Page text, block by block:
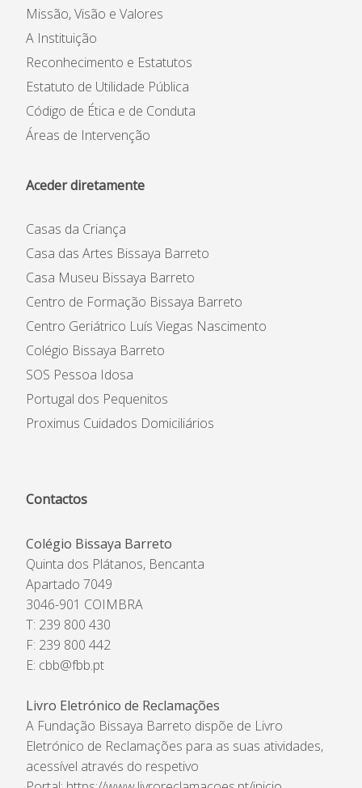
Missão, Visão e Valores
A Instituição
Reconhecimento e Estatutos
Estatuto de Utilidade Pública
Código de Ética e de Conduta
Áreas de Intervenção
Aceder diretamente
Casas da Criança
Casa das Artes Bissaya Barreto
Casa Museu Bissaya Barreto
Centro de Formação Bissaya Barreto
Centro Geriátrico Luís Viegas Nascimento
Colégio Bissaya Barreto
SOS Pessoa Idosa
Portugal dos Pequenitos
Proximus Cuidados Domiciliários
Contactos
Colégio Bissaya Barreto
Quinta dos Plátanos, Bencanta
Apartado 7049
3046-901 COIMBRA
T: 239 800 430
F: 239 800 442
E: cbb@fbb.pt
Livro Eletrónico de Reclamações
A Fundação Bissaya Barreto dispõe de Livro
Eletrónico de Reclamações para as suas atividades,
acessível através do respetivo